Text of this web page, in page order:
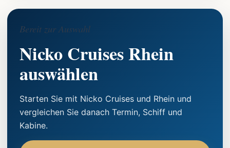
Bereit zur Auswahl
Nicko Cruises Rhein
auswählen
Starten Sie mit Nicko Cruises und Rhein und
vergleichen Sie danach Termin, Schiff und
Kabine.